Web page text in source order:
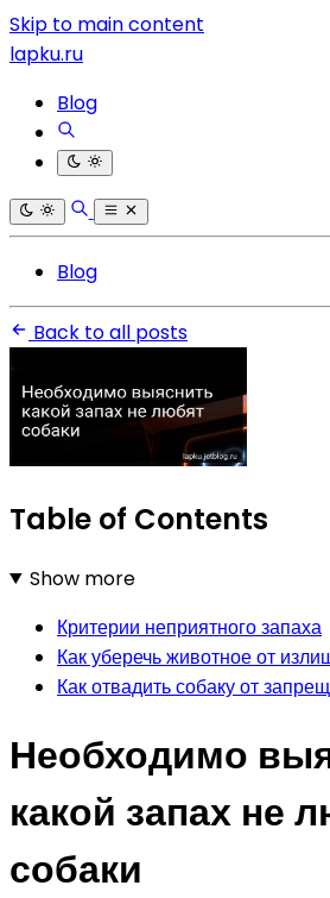
Skip to main content
lapku.ru
Blog
Blog
Back to all posts
Table of Contents
Show more
Критерии неприятного запаха
Как уберечь животное от
Как отвадить собаку от
Необходимо
какой запах не
собаки